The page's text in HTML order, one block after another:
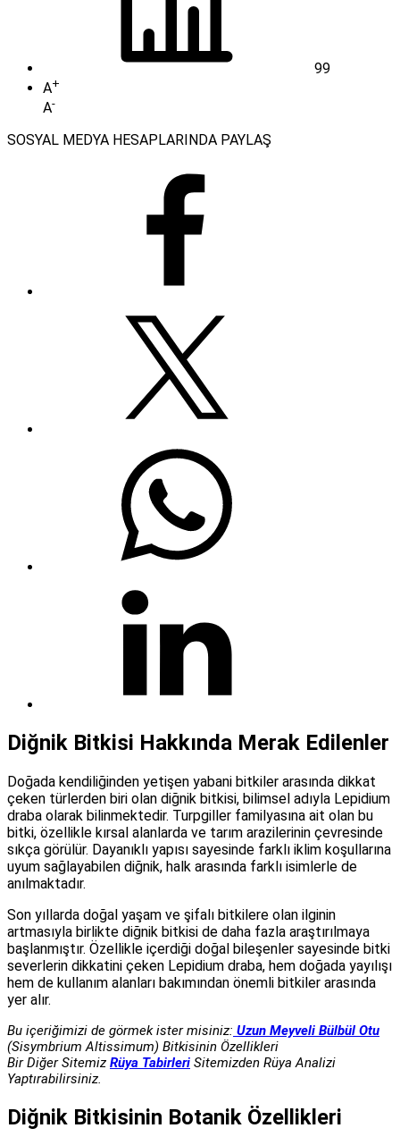
99
A+
A-
SOSYAL MEDYA HESAPLARINDA PAYLAŞ
Diğnik Bitkisi Hakkında Merak Edilenler
Doğada kendiliğinden yetişen yabani bitkiler arasında dikkat
çeken türlerden biri olan diğnik bitkisi, bilimsel adıyla Lepidium
draba olarak bilinmektedir. Turpgiller familyasına ait olan bu
bitki, özellikle kırsal alanlarda ve tarım arazilerinin çevresinde
sıkça görülür. Dayanıklı yapısı sayesinde farklı iklim koşullarına
uyum sağlayabilen diğnik, halk arasında farklı isimlerle de
anılmaktadır.
Son yıllarda doğal yaşam ve şifalı bitkilere olan ilginin
artmasıyla birlikte diğnik bitkisi de daha fazla araştırılmaya
başlanmıştır. Özellikle içerdiği doğal bileşenler sayesinde bitki
severlerin dikkatini çeken Lepidium draba, hem doğada yayılışı
hem de kullanım alanları bakımından önemli bitkiler arasında
yer alır.
Bu içeriğimizi de görmek ister misiniz: Uzun Meyveli Bülbül Otu
(Sisymbrium Altissimum) Bitkisinin Özellikleri
Bir Diğer Sitemiz Rüya Tabirleri Sitemizden Rüya Analizi
Yaptırabilirsiniz.
Diğnik Bitkisinin Botanik Özellikleri